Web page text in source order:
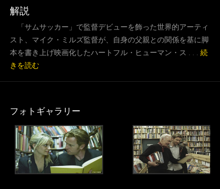
解説
「サムサッカー」で監督デビューを飾った世界的アーティ
スト、マイク・ミルズ監督が、自身の父親との関係を基に脚
本を書き上げ映画化したハートフル・ヒューマン・ス . . . 続
きを読む
フォトギャラリー